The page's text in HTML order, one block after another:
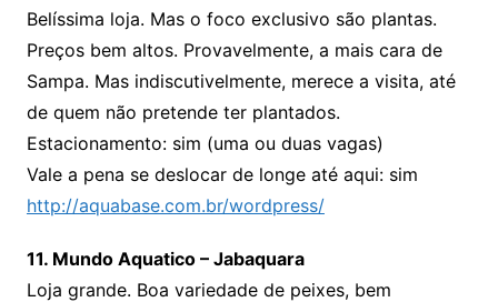
Belíssima loja. Mas o foco exclusivo são plantas.
Preços bem altos. Provavelmente, a mais cara de
Sampa. Mas indiscutivelmente, merece a visita, até
de quem não pretende ter plantados.
Estacionamento: sim (uma ou duas vagas)
Vale a pena se deslocar de longe até aqui: sim
http://aquabase.com.br/wordpress/
11. Mundo Aquatico – Jabaquara
Loja grande. Boa variedade de peixes, bem